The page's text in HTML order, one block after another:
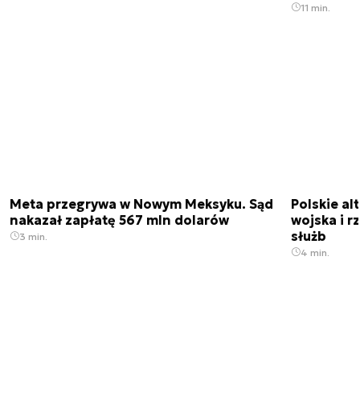
11 min.
Meta przegrywa w Nowym Meksyku. Sąd
nakazał zapłatę 567 mln dolarów
3 min.
Polskie
wojska i
służb
4 min.